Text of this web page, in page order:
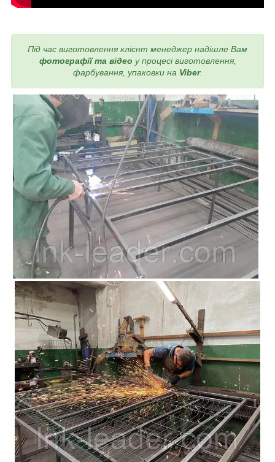
Під час виготовлення клієнт менеджер надішле Вам
фотографії та відео у процесі виготовлення,
фарбування, упаковки на Viber.